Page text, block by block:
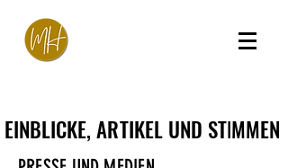
EINBLICKE, ARTIKEL UND STIMMEN
EINBLICKE, ARTIKEL UND STIMMEN